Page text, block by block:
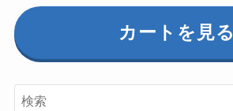
カートを見る